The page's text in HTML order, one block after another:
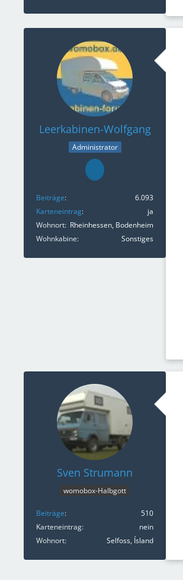
Leerkabinen-Wolfgang
Administrator
Beiträge
6.093
Karteneintrag
ja
Wohnort Rheinhessen, Bodenheim
Wohnkabine
Sonstiges
Sven Strumann
womobox-Halbgott
Beiträge
510
Karteneintrag
nein
Wohnort
Selfoss, Ísland